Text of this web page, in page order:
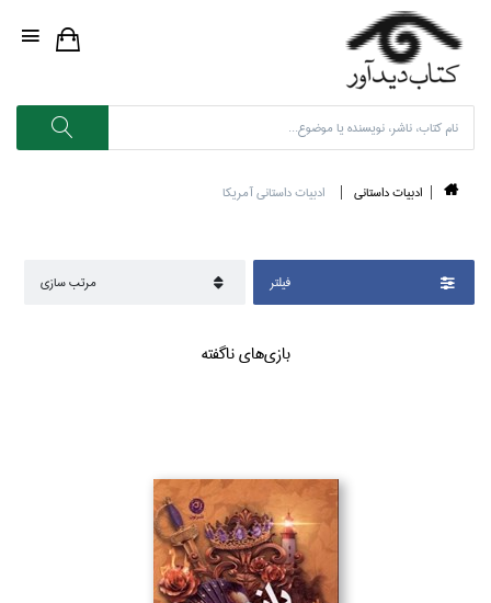
ادبيات داستاني ادبيات داستاني آمريكا
فيلتر مرتب سازي
بازي‌هاي ناگفته